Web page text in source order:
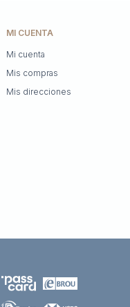
MI CUENTA
Mi cuenta
Mis compras
Mis direcciones